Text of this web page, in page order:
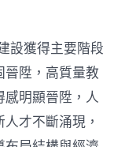
設獲得主要階段
陞，高質量教
感明顯晉陞，人
才不斷涌現，